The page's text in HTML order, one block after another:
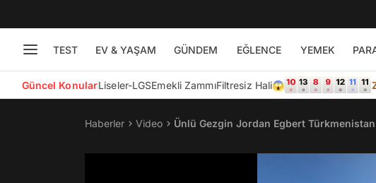
TEST EV & YAŞAM GÜNDEM EĞLENCE YEMEK
Güncel KonularLiseler-LGSEmekli ZammıFiltresiz Hali😱
Haberler Video Ünlü Gezgin Jordan Egbert